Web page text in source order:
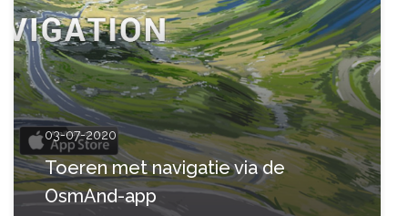
03-07-2020
Toeren met navigatie via de
OsmAnd-app